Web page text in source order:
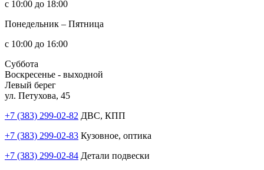
с 10:00 до 18:00
Понедельник – Пятница
с 10:00 до 16:00
Суббота
Воскресенье - выходной
Левый берег
ул. Петухова, 45
+7 (383) 299-02-82 ДВС, КПП
+7 (383) 299-02-83 Кузовное, оптика
+7 (383) 299-02-84 Детали подвески